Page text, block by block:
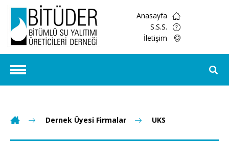
Anasayfa
S.S.S.
İletişim
Dernek Üyesi Firmalar UKS